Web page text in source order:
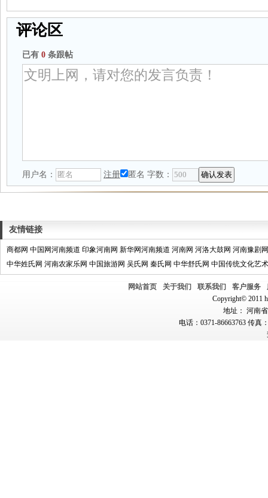
评论区
已有 0 条跟帖
用户名： 注册 匿名 字数：
友情链接
商都网 中国网河南频道 印象河南网 新华网河南频道 河南网 河洛大鼓网 河南豫剧网
中华姓氏网 河南农家乐网 中国旅游网 吴氏网 秦氏网 中华舒氏网 中国传统文化艺
网站首页 关于我们 联系我们 客户服务
Copyright© 2011
地址： 河南
电话：0371-86663763 传真